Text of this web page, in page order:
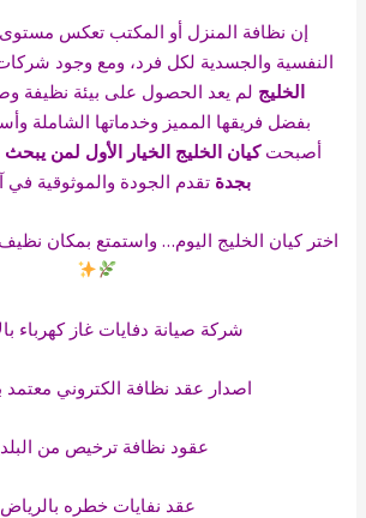
إن نظافة المنزل أو المكتب تعكس مستوى
النفسية والجسدية لكل فرد، ومع وجود
الخليج لم يعد الحصول على بيئة نظيفة
بفضل فريقها المميز وخدماتها الشاملة
أصبحتكيان الخليج الخيار الأول لمن
بجدة تقدم الجودة والموثوقية في
اختر كيان الخليج اليوم… واستمتع بمكان
شركة صيانة دفايات غاز كهرباء
اصدار عقد نظافة الكتروني معتمد
عقود نظافة ترخيص من
عقد نفايات خطره بالرياض